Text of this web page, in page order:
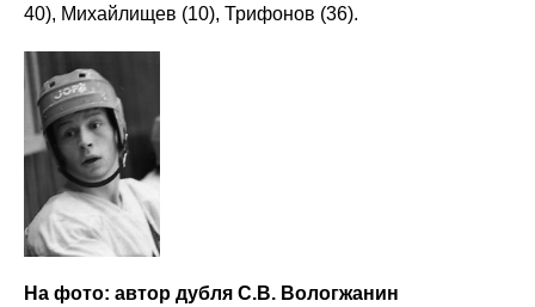
40), Михайлищев (10), Трифонов (36).
На фото: автор дубля С.В. Вологжанин